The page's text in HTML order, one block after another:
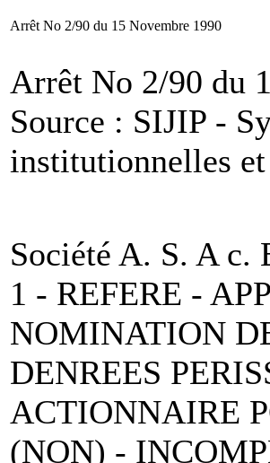
Arrêt No 2/90 du 15 Novembre 1990
Arrêt No 2/90 du
Source : SIJIP -
institutionnelles
Société A. S. A c.
1 - REFERE -
NOMINATION
DENREES
ACTIONNAIRE
(NON) -